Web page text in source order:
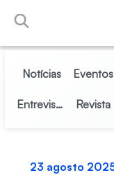
Pular para o
Notícias Eventos
Entrevistas Revista
23 agosto